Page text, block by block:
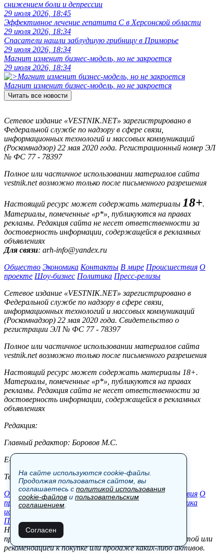
снижением боли и депрессии
29 июля 2026, 18:45
Эффективное лечение гепатита C в Херсонской области
29 июля 2026, 18:34
Спасатели нашли заблудшую грибницу в Приморье
29 июля 2026, 18:34
Магнит изменит бизнес-модель, но не закроется
29 июля 2026, 18:34
Магнит изменит бизнес-модель, но не закроется
Читать все новости
Сетевое издание «VESTNIK.NET» зарегистрировано в
Федеральной службе по надзору в сфере связи,
информационных технологий и массовых коммуникаций
(Роскомнадзор) 22 мая 2020 года. Регистрационный номер ЭЛ
№ ФС 77 - 78397
Полное или частичное использовании материалов сайта
vestnik.net возможно только после письменного разрешения
Настоящий ресурс может содержать материалы 18+.
Материалы, помеченные «р*», публикуются на правах
рекламы. Редакция сайта не несет ответственности за
достоверность информации, содержащейся в рекламных
объявлениях
Для связи: arh-info@yandex.ru
Общество Экономика Контакты В мире Происшествия О
проекте Шоу-бизнес Политика Пресс-релизы
Сетевое издание «VESTNIK.NET» зарегистрировано в
Федеральной службе по надзору в сфере связи,
информационных технологий и массовых коммуникаций
(Роскомнадзор) 22 мая 2020 года. Свидетельство о
регистрации ЭЛ № ФС 77 - 78397
Полное или частичное использовании материалов сайта
vestnik.net возможно только после письменного разрешения
Настоящий ресурс может содержать материалы 18+.
Материалы, помеченные «р*», публикуются на правах
рекламы. Редакция сайта не несет ответственности за
достоверность информации, содержащейся в рекламных
объявлениях
Редакция:
Главный редактор: Боровов М.С.
E-mail: site@vestnik.net, reb.msk@yandex.ru
Тел.: +7 (921) 720-00-97
Общество Экономика Контакты В мире Происшествия О
проекте Шоу-бизнес Политика Пресс-релизы
Политика
использования cookie-файлов
Пользовательское соглашение
Новости, аналитика, прогнозы и другие материалы,
представленные на данном сайте, не являются офертой или
рекомендацией к покупке или продаже каких-либо активов.
На сайте используются cookie-файлы.
Продолжая пользоваться сайтом, вы
соглашаетесь с политикой использования
cookie-файлов и пользовательским
соглашением
Согласен